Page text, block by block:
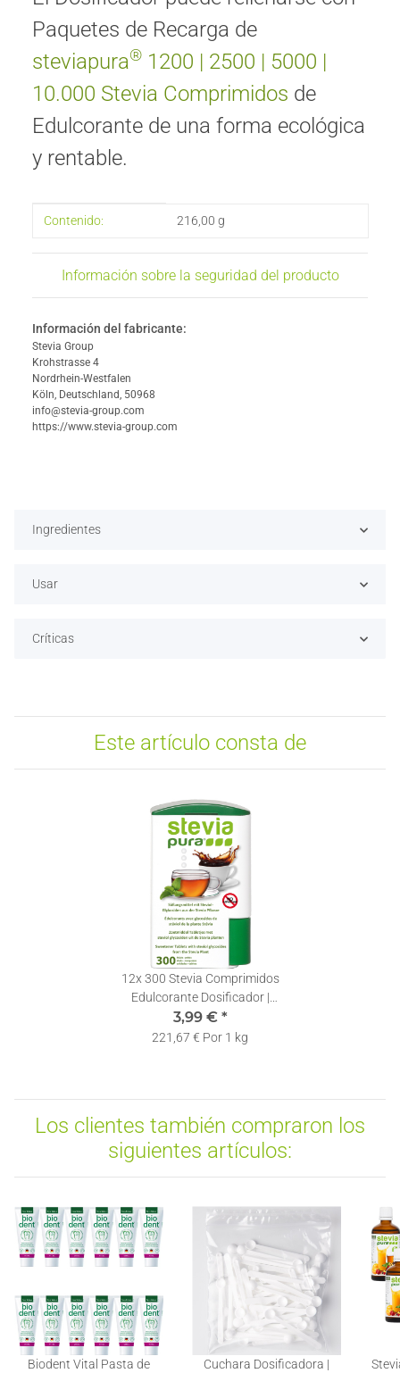
Paquetes de Recarga de
steviapura® 1200 | 2500 | 5000 |
10.000 Stevia Comprimidos de
Edulcorante de una forma ecológica
y rentable.
#productDetails.itemInformation#
#productDetails.itemValue#
Contenido: 216,00 g
Información sobre la seguridad del producto
Información del fabricante:
Stevia Group
Krohstrasse 4
Nordrhein-Westfalen
Köln, Deutschland, 50968
info@stevia-group.com
https://www.stevia-group.com
Ingredientes
Usar
Críticas
Este artículo consta de
12x300 Stevia Comprimidos
Edulcorante Dosificador |
Stevia en Pastillas
Dispensador
3,99 € *
221,67 € Por 1 kg
Los clientes también compraron los
siguientes artículos:
Biodent Vital Pasta de
Cuchara Dosificadora |